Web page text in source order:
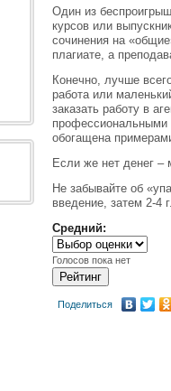
Один из
курсов или
сочинения на
плагиате, а
Конечно, лучше
работа или
заказать работу в
профессиональными
обогащена
Если же нет денег –
Не забывайте об
введение, затем 2-4
Средний:
Голосов пока нет
Поделиться